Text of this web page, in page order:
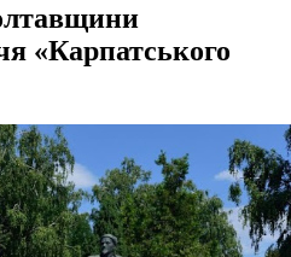
«Карпатського